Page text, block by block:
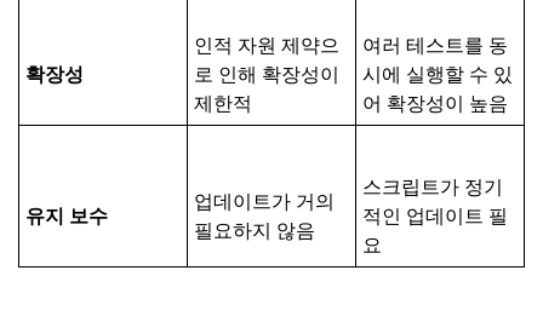
확장성
인적 자원 제약으
로 인해 확장성이
제한적
여러 테스트를 동
시에 실행할 수 있
어 확장성이 높음
유지 보수
업데이트가 거의
필요하지 않음
스크립트가 정기
적인 업데이트 필
요